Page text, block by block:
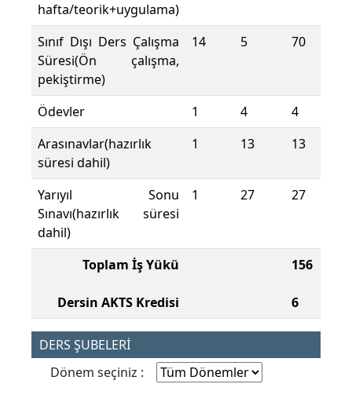
hafta/teorik+uygulama)
Sınıf Dışı Ders Çalışma
Süresi(Ön çalışma,
pekiştirme)
14 5 70
Ödevler 1 4
4
Arasınavlar(hazırlık
süresi dahil)
1 13 13
Yarıyıl Sonu
Sınavı(hazırlık süresi
dahil)
1 27 27
Toplam İş Yükü
Dersin AKTS Kredisi
156
6
DERS ŞUBELERİ
Dönem seçiniz :